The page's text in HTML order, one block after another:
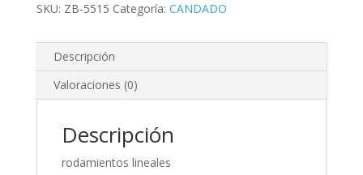
SKU: ZB-5515 Categoría: CANDADO
Descripción
Valoraciones (0)
Descripción
rodamientos lineales